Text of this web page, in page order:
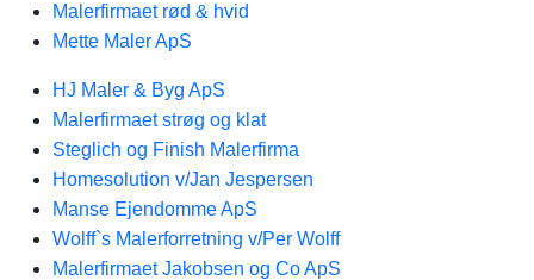
Malerfirmaet rød & hvid
Mette Maler ApS
HJ Maler & Byg ApS
Malerfirmaet strøg og klat
Steglich og Finish Malerfirma
Homesolution v/Jan Jespersen
Manse Ejendomme ApS
Wolff`s Malerforretning v/Per Wolff
Malerfirmaet Jakobsen og Co ApS